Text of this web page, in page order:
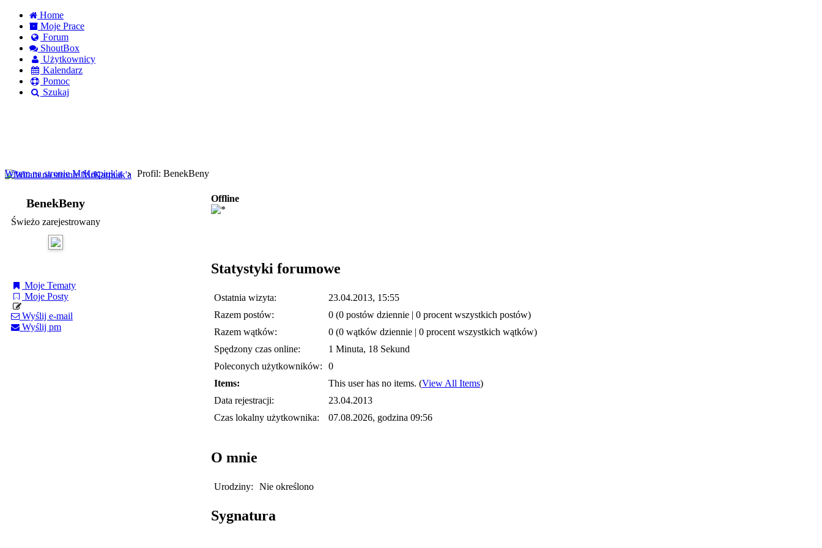
Home
Moje Prace
Forum
ShoutBox
Użytkownicy
Kalendarz
Pomoc
Szukaj
Witam na stronie MrKarpiuk'a
Profil: BenekBeny
BenekBeny
Świeżo zarejestrowany
Moje Tematy
Moje Posty
Wyślij e-mail
Wyślij pm
Offline
Statystyki forumowe
Ostatnia wizyta:
23.04.2013, 15:55
Razem postów:
0 (0 postów dziennie | 0 procent wszystkich postów)
Razem wątków:
0 (0 wątków dziennie | 0 procent wszystkich wątków)
Spędzony czas online:
1 Minuta, 18 Sekund
Poleconych użytkowników:
0
Items:
This user has no items. (View All Items)
Data rejestracji:
23.04.2013
Czas lokalny użytkownika:
07.08.2026, godzina 09:56
O mnie
Urodziny: Nie określono
Sygnatura